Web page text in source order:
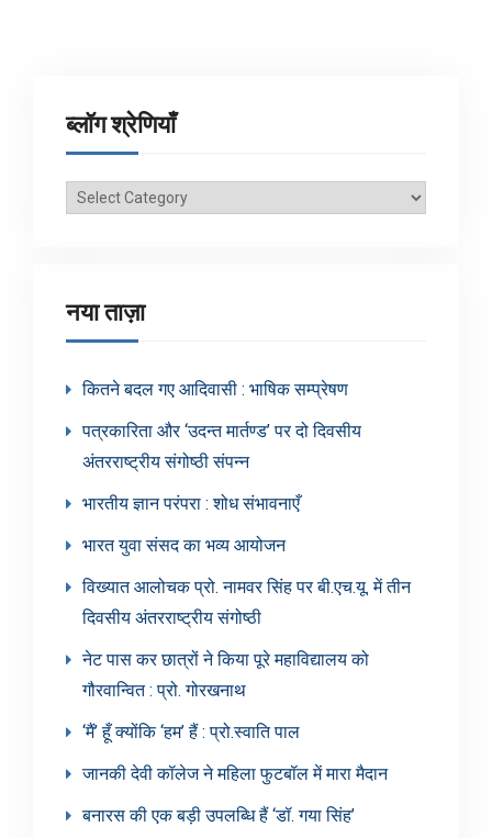
ब्लॉग श्रेणियाँ
ब्लॉग
नया ताज़ा
कितने बदल गए आदिवासी : भाषिक सम्प्रेषण
पत्रकारिता और ‘उदन्त मार्तण्ड’ पर दो दिवसीय
अंतरराष्ट्रीय संगोष्ठी संपन्न
भारतीय ज्ञान परंपरा : शोध संभावनाएँ
भारत युवा संसद का भव्य आयोजन
विख्यात आलोचक प्रो. नामवर सिंह पर बी.एच.यू. में तीन
दिवसीय अंतरराष्ट्रीय संगोष्ठी
नेट पास कर छात्रों ने किया पूरे महाविद्यालय को
गौरवान्वित : प्रो. गोरखनाथ
‘मैं’ हूँ क्योंकि ‘हम’ हैं : प्रो.स्वाति पाल
जानकी देवी कॉलेज ने महिला फुटबॉल में मारा मैदान
बनारस की एक बड़ी उपलब्धि हैं ‘डॉ. गया सिंह’